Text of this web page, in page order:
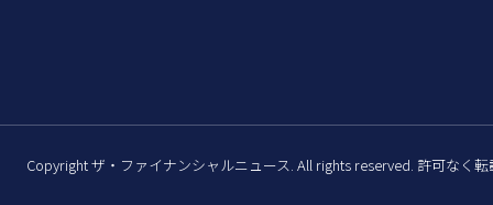
Copyright ザ・ファイナンシャルニュース. All rights reserved. 許可なく